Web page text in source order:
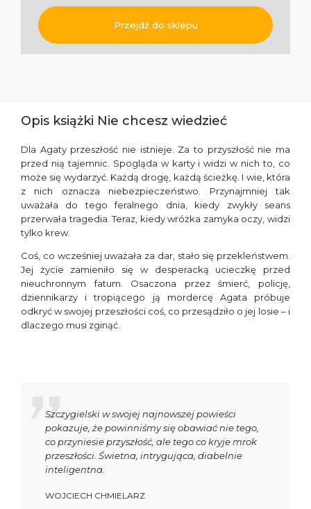
Przejdź do sklepu
Opis książki Nie chcesz wiedzieć
Dla Agaty przeszłość nie istnieje. Za to przyszłość nie ma
przed nią tajemnic. Spogląda w karty i widzi w nich to, co
może się wydarzyć. Każdą drogę, każdą ścieżkę. I wie, która
z nich oznacza niebezpieczeństwo. Przynajmniej tak
uważała do tego feralnego dnia, kiedy zwykły seans
przerwała tragedia. Teraz, kiedy wróżka zamyka oczy, widzi
tylko krew.
Coś, co wcześniej uważała za dar, stało się przekleństwem.
Jej życie zamieniło się w desperacką ucieczkę przed
nieuchronnym fatum. Osaczona przez śmierć, policję,
dziennikarzy i tropiącego ją mordercę Agata próbuje
odkryć w swojej przeszłości coś, co przesądziło o jej losie – i
dlaczego musi zginąć.
Szczygielski w swojej najnowszej powieści
pokazuje, że powinniśmy się obawiać nie tego,
co przyniesie przyszłość, ale tego co kryje mrok
przeszłości. Świetna, intrygująca, diabelnie
inteligentna.
WOJCIECH CHMIELARZ